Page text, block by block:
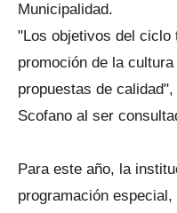
Municipalidad.
"Los objetivos del ciclo
promoción de la
propuestas de
Scofano al ser
Para este año, la
programación